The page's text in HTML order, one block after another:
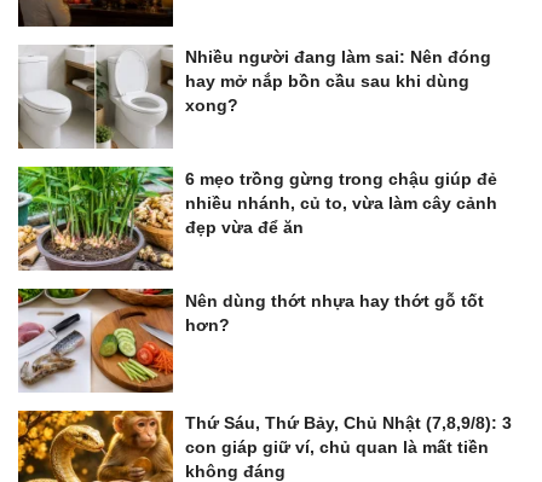
Nhiều người đang làm sai: Nên đóng
hay mở nắp bồn cầu sau khi dùng
xong?
6 mẹo trồng gừng trong chậu giúp đẻ
nhiều nhánh, củ to, vừa làm cây cảnh
đẹp vừa để ăn
Nên dùng thớt nhựa hay thớt gỗ tốt
hơn?
Thứ Sáu, Thứ Bảy, Chủ Nhật (7,8,9/8): 3
con giáp giữ ví, chủ quan là mất tiền
không đáng